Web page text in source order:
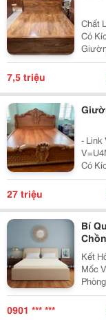
Chất
Có
7,5 triệu
- Link
Có
X
27 triệu
Bí
Kết
Mốc
Tình
0901 *** ***